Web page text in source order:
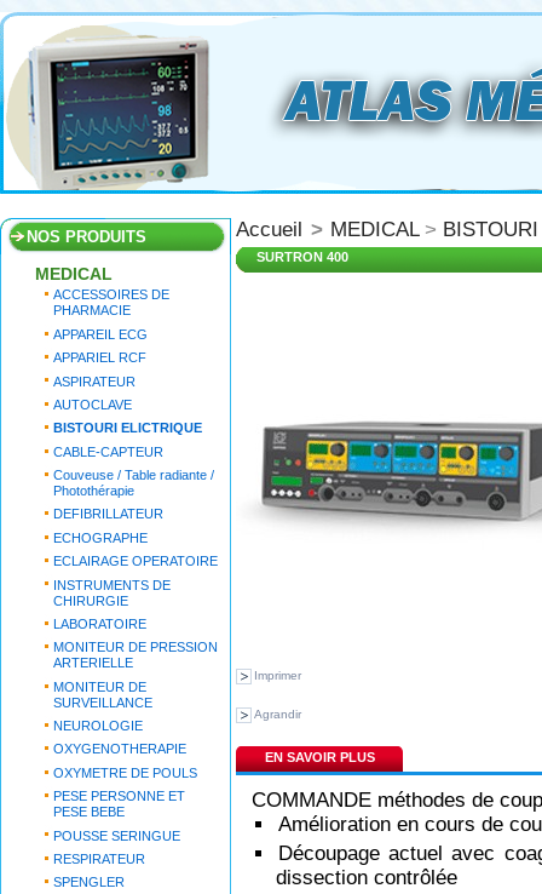
NOS PRODUITS
MEDICAL
ACCESSOIRES DE
PHARMACIE
APPAREIL ECG
APPARIEL RCF
ASPIRATEUR
AUTOCLAVE
BISTOURI ELICTRIQUE
CABLE-CAPTEUR
Couveuse / Table radiante /
Photothérapie
DEFIBRILLATEUR
ECHOGRAPHE
ECLAIRAGE OPERATOIRE
INSTRUMENTS DE
CHIRURGIE
LABORATOIRE
MONITEUR DE PRESSION
ARTERIELLE
MONITEUR DE
SURVEILLANCE
NEUROLOGIE
OXYGENOTHERAPIE
OXYMETRE DE POULS
PESE PERSONNE ET
PESE BEBE
POUSSE SERINGUE
RESPIRATEUR
SPENGLER
Accueil > MEDICAL>
SURTRON 400
Imprimer
Agrandir
EN SAVOIR PLUS
COMMANDE méthodes de
Amélioration en cours de
Découpage actuel avec
dissection contrôlée